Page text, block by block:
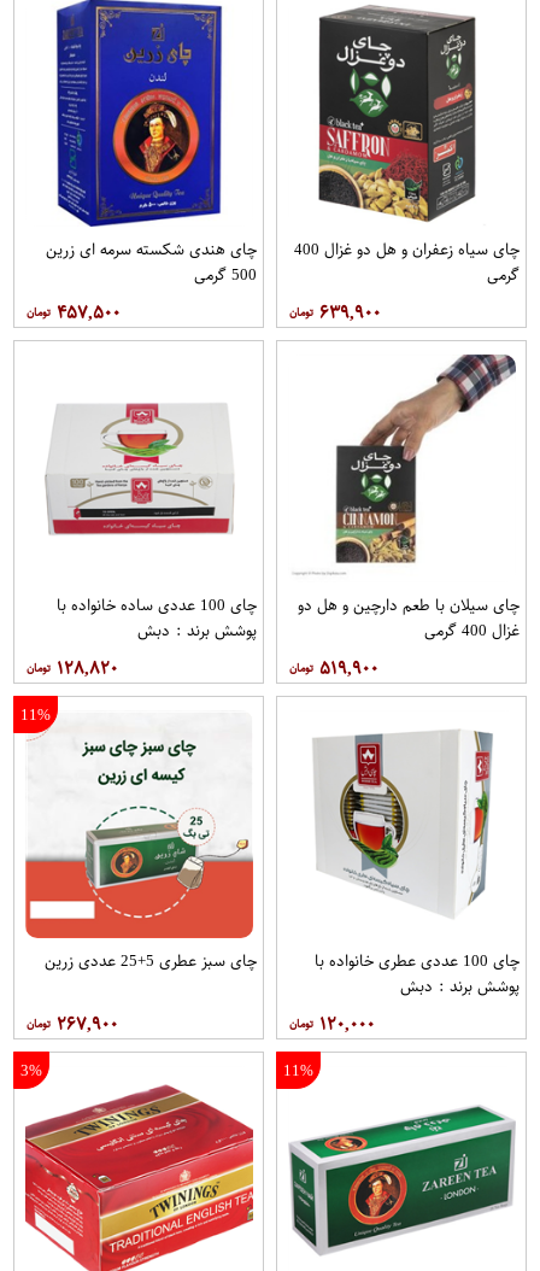
چای سیاه زعفران و هل دو غزال 400
گرمی
۶۳۹,۹۰۰
چای هندی شکسته سرمه ای زرین
500 گرمی
۴۵۷,۵۰۰
چای سیلان با طعم دارچین و هل دو
غزال 400 گرمی
۵۱۹,۹۰۰
چای 100 عددی ساده خانواده با
پوشش برند : دبش
۱۲۸,۸۲۰
چای 100 عددی عطری خانواده با
پوشش برند : دبش
۱۲۰,۰۰۰
11%
چای سبز عطری 5+25 عددی زرین
۲۶۷,۹۰۰
11%
3%